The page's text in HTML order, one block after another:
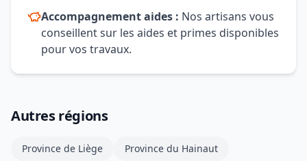
Accompagnement aides : Nos artisans vous
conseillent sur les aides et primes disponibles
pour vos travaux.
Autres régions
Province de Liège
Province du Hainaut